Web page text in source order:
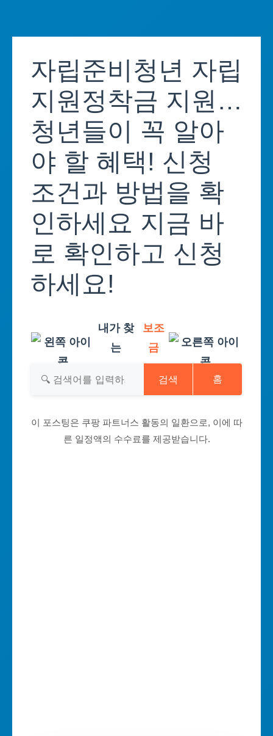
content자립준비청년 자립
지원정착금 지원…
청년들이 꼭 알아
야 할 혜택! 신청
조건과 방법을 확
인하세요 지금 바
로 확인하고 신청
하세요!
내가 찾
는
보조
금
검색 홈
이 포스팅은 쿠팡 파트너스 활동의 일환으로, 이에 따
른 일정액의 수수료를 제공받습니다.